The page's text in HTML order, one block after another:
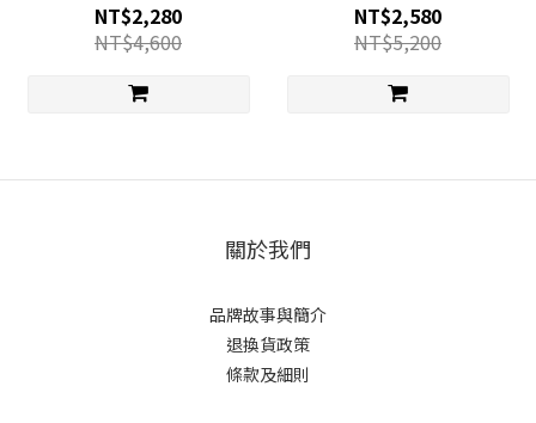
NT$2,280
NT$4,600
NT$2,580
NT$5,200
關於我們
品牌故事與簡介
退換貨政策
條款及細則